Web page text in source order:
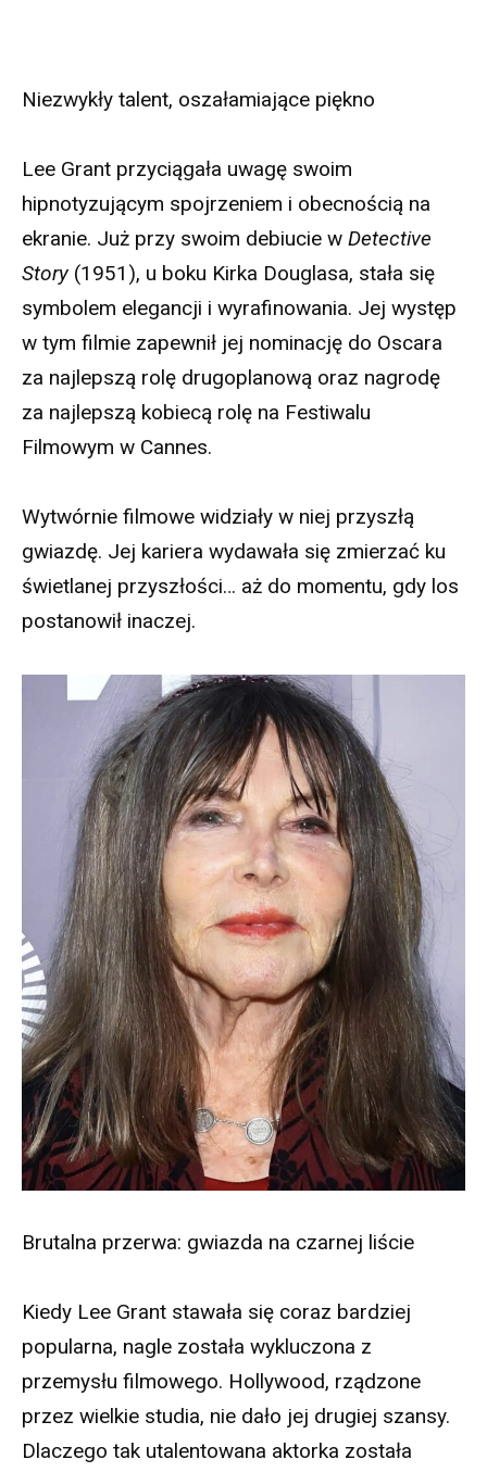
Niezwykły talent, oszałamiające piękno
Lee Grant przyciągała uwagę swoim
hipnotyzującym spojrzeniem i obecnością na
ekranie. Już przy swoim debiucie w Detective
Story (1951), u boku Kirka Douglasa, stała się
symbolem elegancji i wyrafinowania. Jej występ
w tym filmie zapewnił jej nominację do Oscara
za najlepszą rolę drugoplanową oraz nagrodę
za najlepszą kobiecą rolę na Festiwalu
Filmowym w Cannes.
Wytwórnie filmowe widziały w niej przyszłą
gwiazdę. Jej kariera wydawała się zmierzać ku
świetlanej przyszłości… aż do momentu, gdy los
postanowił inaczej.
Brutalna przerwa: gwiazda na czarnej liście
Kiedy Lee Grant stawała się coraz bardziej
popularna, nagle została wykluczona z
przemysłu filmowego. Hollywood, rządzone
przez wielkie studia, nie dało jej drugiej szansy.
Dlaczego tak utalentowana aktorka została